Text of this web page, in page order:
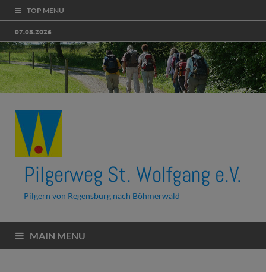
TOP MENU
07.08.2026
Pilgerweg St. Wolfgang e.V.
Pilgern von Regensburg nach Böhmerwald
MAIN MENU